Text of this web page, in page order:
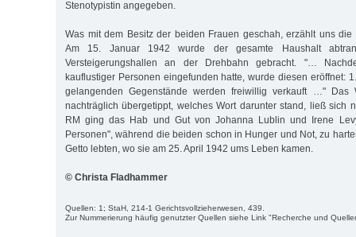
Stenotypistin angegeben.
Was mit dem Besitz der beiden Frauen geschah, erzählt uns die
Am 15. Januar 1942 wurde der gesamte Haushalt
Versteigerungshallen an der Drehbahn gebracht. "…
kauflustiger Personen eingefunden hatte, wurde diesen eröffnet:
gelangenden Gegenstände werden freiwillig verkauft …" Das
nachträglich übergetippt, welches Wort darunter stand, ließ sich
RM ging das Hab und Gut von Johanna Lublin und Irene
Personen", während die beiden schon in Hunger und Not, zu
Getto lebten, wo sie am 25. April 1942 ums Leben kamen.
© Christa Fladhammer
Quellen: 1; StaH, 214-1 Gerichtsvollzieherwesen, 439.
Zur Nummerierung häufig genutzter Quellen siehe Link "Recherche und